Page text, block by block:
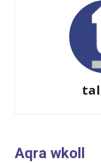
Aqra wkoll